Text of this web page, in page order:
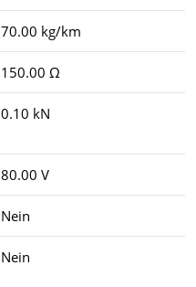
70.00 kg/km
150.00 Ω
0.10 kN
80.00 V
Nein
Nein